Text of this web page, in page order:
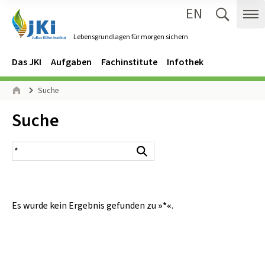
Lebensgrundlagen für morgen sichern
EN
Navigation
Hauptmenü
Das JKI Aufgaben Fachinstitute Infothek
Seitenpfad
Suche
Inhalt:
Suche
Suchergebnis
Es wurde kein Ergebnis gefunden zu »*«.